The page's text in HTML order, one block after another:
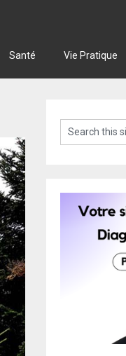
Santé Vie Pratique